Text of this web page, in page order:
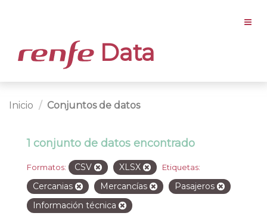
Data
Inicio Conjuntos de datos
1 conjunto de datos encontrado
Formatos: CSV XLSX Etiquetas:
Cercanias Mercancías
Pasajeros
Información técnica